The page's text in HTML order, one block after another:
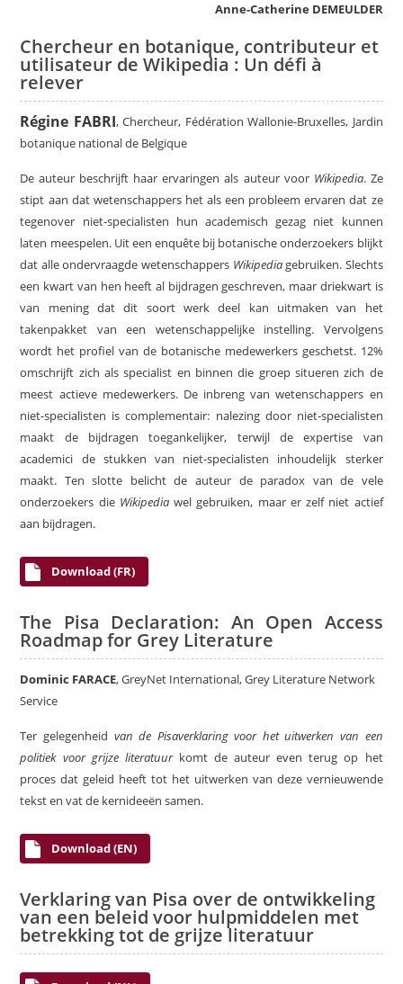
Anne-Catherine DEMEULDER
Chercheur en botanique, contributeur et
utilisateur de Wikipedia : Un défi à
relever
Régine FABRI, Chercheur, Fédération Wallonie-Bruxelles, Jardin
botanique national de Belgique
De auteur beschrijft haar ervaringen als auteur voor Wikipedia. Ze
stipt aan dat wetenschappers het als een probleem ervaren dat ze
tegenover niet-specialisten hun academisch gezag niet kunnen
laten meespelen. Uit een enquête bij botanische onderzoekers blijkt
dat alle ondervraagde wetenschappers Wikipediagebruiken. Slechts
een kwart van hen heeft al bijdragen geschreven, maar driekwart is
van mening dat dit soort werk deel kan uitmaken van het
takenpakket van een wetenschappelijke instelling. Vervolgens
wordt het profiel van de botanische medewerkers geschetst. 12%
omschrijft zich als specialist en binnen die groep situeren zich de
meest actieve medewerkers. De inbreng van wetenschappers en
niet-specialisten is complementair: nalezing door niet-specialisten
maakt de bijdragen toegankelijker, terwijl de expertise van
academici de stukken van niet-specialisten inhoudelijk sterker
maakt. Ten slotte belicht de auteur de paradox van de vele
onderzoekers die Wikipediawel gebruiken, maar er zelf niet actief
aan bijdragen.
Download (FR)
The Pisa Declaration: An Open Access
Roadmap for Grey Literature
Dominic FARACE, GreyNet International, Grey Literature Network
Service
Ter gelegenheid van de Pisaverklaring voor het uitwerken van een
politiek voor grijze literatuur komt de auteur even terug op het
proces dat geleid heeft tot het uitwerken van deze vernieuwende
tekst en vat de kernideeën samen.
Download (EN)
Verklaring van Pisa over de ontwikkeling
van een beleid voor hulpmiddelen met
betrekking tot de grijze literatuur